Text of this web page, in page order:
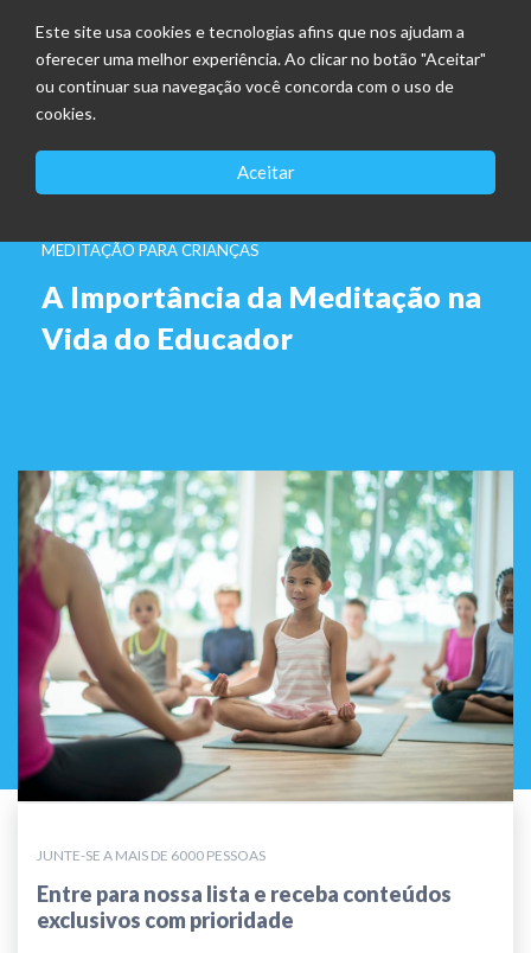
Este site usa cookies e tecnologias afins que nos ajudam a
oferecer uma melhor experiência. Ao clicar no botão "Aceitar"
ou continuar sua navegação você concorda com o uso de
cookies.
Aceitar
MEDITAÇÃO PARA CRIANÇAS
A Importância da Meditação na
Vida do Educador
JUNTE-SE A MAIS DE 6000 PESSOAS
Entre para nossa lista e receba conteúdos
exclusivos com prioridade